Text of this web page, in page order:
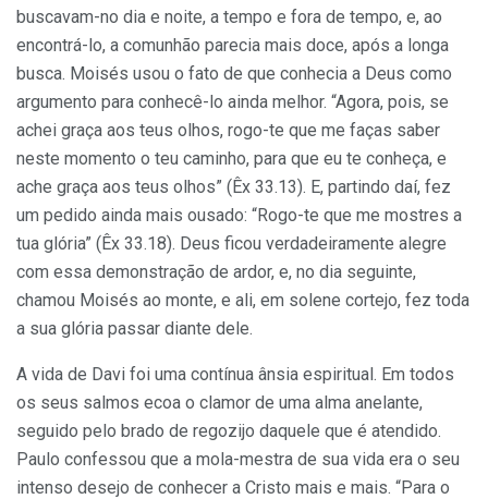
buscavam-no dia e noite, a tempo e fora de tempo, e, ao
encontrá-lo, a comunhão parecia mais doce, após a longa
busca. Moisés usou o fato de que conhecia a Deus como
argumento para conhecê-lo ainda melhor. “Agora, pois, se
achei graça aos teus olhos, rogo-te que me faças saber
neste momento o teu caminho, para que eu te conheça, e
ache graça aos teus olhos” (Êx 33.13). E, partindo daí, fez
um pedido ainda mais ousado: “Rogo-te que me mostres a
tua glória” (Êx 33.18). Deus ficou verdadeiramente alegre
com essa demonstração de ardor, e, no dia seguinte,
chamou Moisés ao monte, e ali, em solene cortejo, fez toda
a sua glória passar diante dele.
A vida de Davi foi uma contínua ânsia espiritual. Em todos
os seus salmos ecoa o clamor de uma alma anelante,
seguido pelo brado de regozijo daquele que é atendido.
Paulo confessou que a mola-mestra de sua vida era o seu
intenso desejo de conhecer a Cristo mais e mais. “Para o